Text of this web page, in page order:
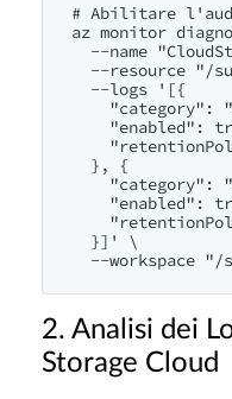
# Abilitare
az monitor
--name
--resource "/
  --logs '[{
"category":
"enabled":
  }, {
"category":
"enabled":
  }]' \
2. Analisi dei
Storage Cloud